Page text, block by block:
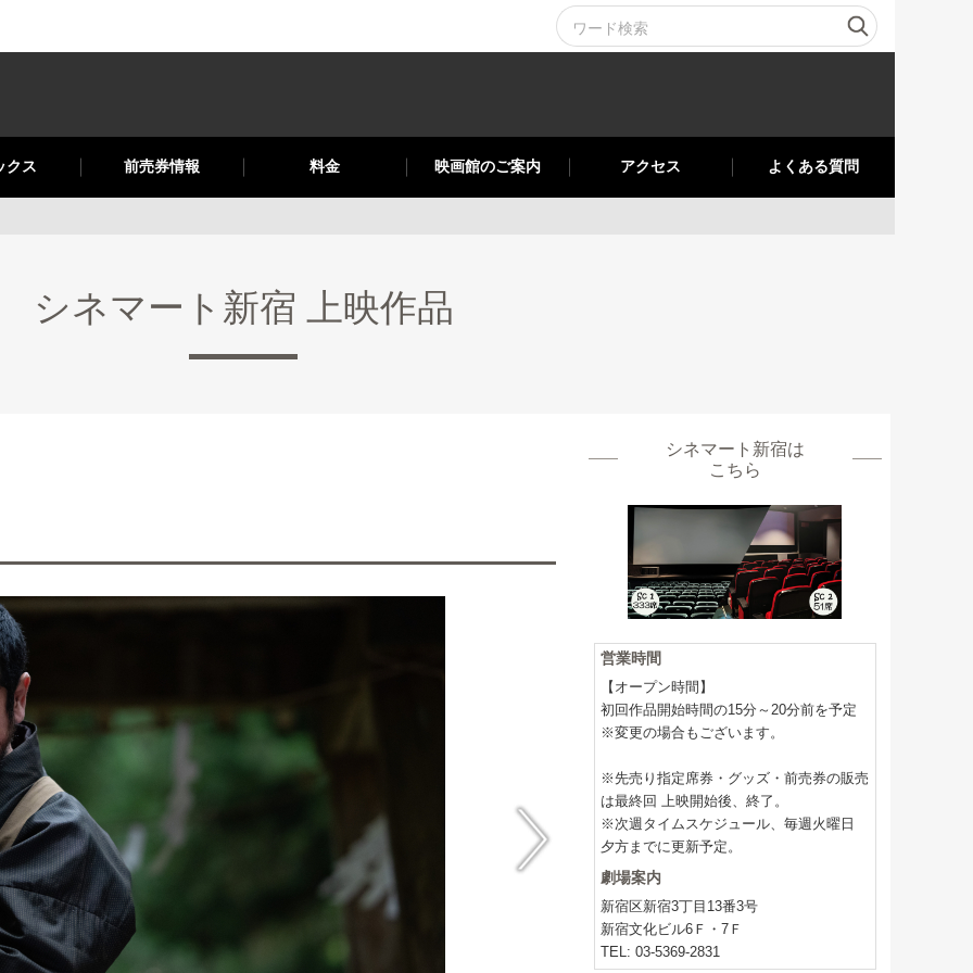
クス 前売券情報 料金 映画館のご案内 アクセス よくある質問
シネマート新宿 上映作品
シネマート新宿は
こちら
営業時間
【オープン時間】
初回作品開始時間の15分～20分前を予定
※変更の場合もございます。
※先売り指定席券・グッズ・前売券の販売
は最終回 上映開始後、終了。
※次週タイムスケジュール、毎週火曜日
夕方までに更新予定。
劇場案内
新宿区新宿3丁目13番3号
新宿文化ビル6Ｆ・7Ｆ
TEL: 03-5369-2831